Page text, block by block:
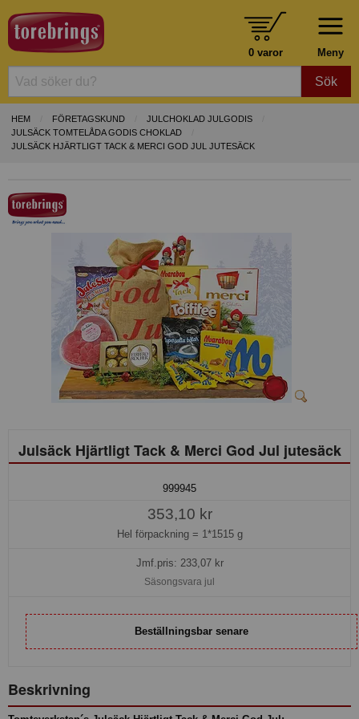
Meny
0 varor
Sök
HEM FÖRETAGSKUND
JULCHOKLAD JULGODIS
JULSÄCK TOMTELÅDA GODIS CHOKLAD
JULSÄCK HJÄRTLIGT TACK & MERCI GOD JUL JUTESÄCK
Julsäck Hjärtligt Tack & Merci God Jul jutesäck
999945
353,10 kr
Hel förpackning = 1*1515 g
Jmf.pris: 233,07kr
Säsongsvara jul
Beställningsbar senare
Beskrivning